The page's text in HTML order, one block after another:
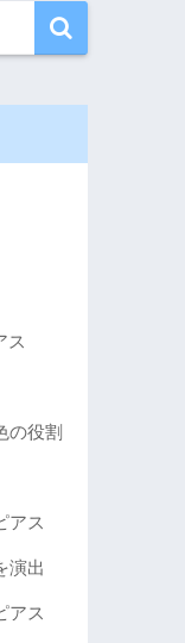
ス
の役割
アス
演出
アス